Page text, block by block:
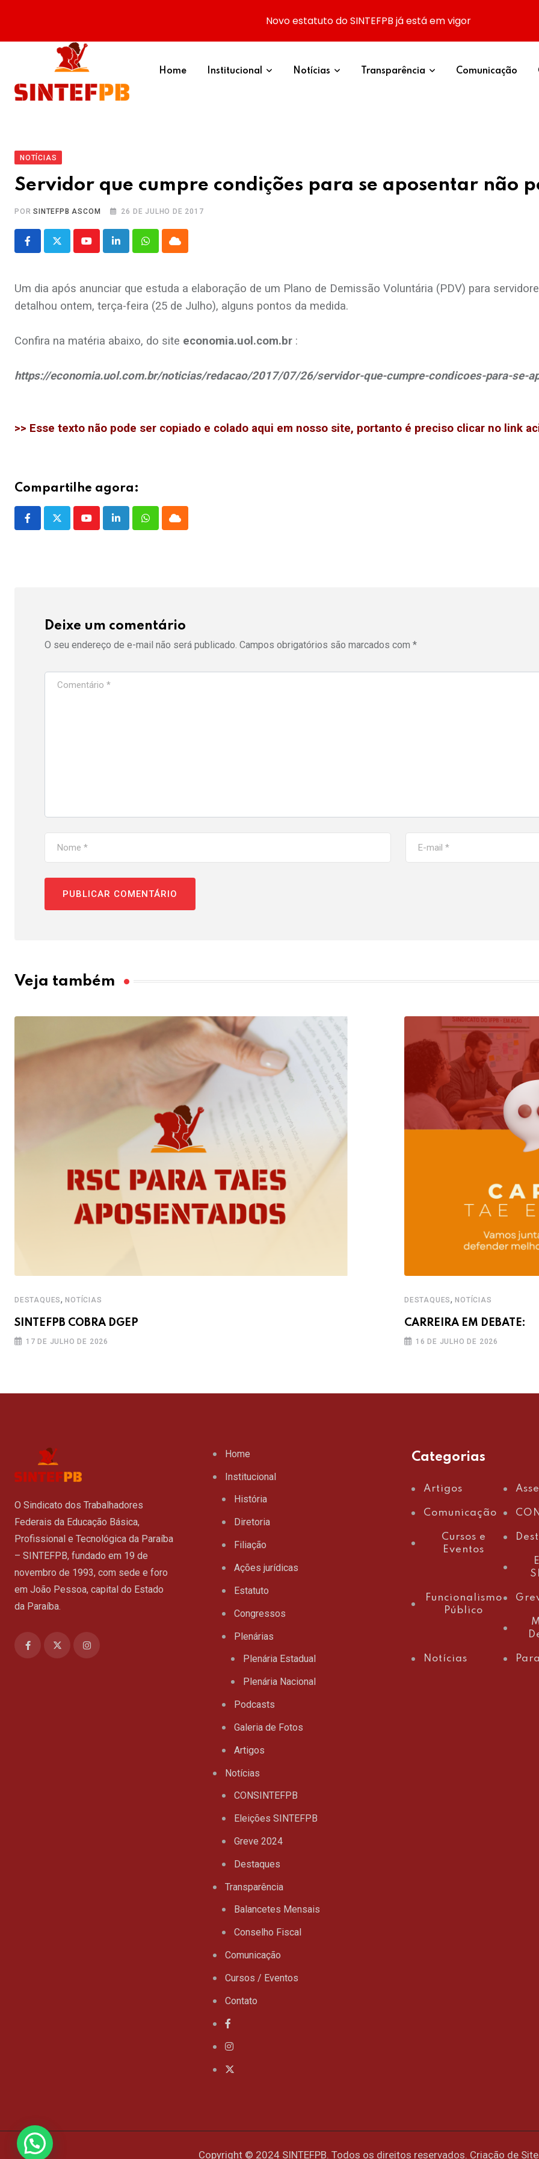
content
Home Institucional Notícias Transparência Comunicação
NOTÍCIAS
Servidor que cumpre condições para se aposentar não
PORSINTEFPB ASCOM 26 DE JULHO DE 2017
YoutubeLinkedInWhatsappCloud
Um dia após anunciar que estuda a elaboração de um Plano de Demissão Voluntária (PDV) para
detalhou ontem, terça-feira (25 de Julho), alguns pontos da medida.
Confira na matéria abaixo, do site economia.uol.com.br :
https://economia.uol.com.br/noticias/redacao/2017/07/26/servidor-que-cumpre-condicoes-para-se-
>> Esse texto não pode ser copiado e colado aqui em nosso site, portanto é preciso clicar no link
Compartilhe agora:
YoutubeLinkedInWhatsappCloud
Deixe um comentário
O seu endereço de e-mail não será publicado. Campos obrigatórios são marcados com *
Veja também
DESTAQUES,NOTÍCIAS
SINTEFPB COBRA DGEP
17 DE JULHO DE 2026
DESTAQUES,NOTÍCIAS
CARREIRA EM DEBATE:
16 DE JULHO DE 2026
O Sindicato dos Trabalhadores
Federais da Educação Básica,
Profissional e Tecnológica da Paraíba
– SINTEFPB, fundado em 19 de
novembro de 1993, com sede e foro
em João Pessoa, capital do Estado
da Paraíba.
Home
Institucional
História
Diretoria
Filiação
Ações jurídicas
Estatuto
Congressos
Plenárias
Plenária Estadual
Plenária Nacional
Podcasts
Galeria de Fotos
Artigos
Notícias
CONSINTEFPB
Eleições SINTEFPB
Greve 2024
Destaques
Transparência
Balancetes Mensais
Conselho Fiscal
Comunicação
Cursos / Eventos
Contato
Categorias
Artigos
Comunicação
Cursos e
Eventos
Funcionalismo
Público
Notícias
Copyright © 2024 SINTEFPB. Todos os direitos reservados. Criação de
Novo estatuto do SINTEFPB já está em vigor